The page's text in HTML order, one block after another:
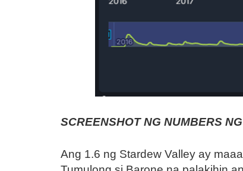
SCREENSHOT NG NUMBERS
Ang 1.6 ng Stardew Valley ay